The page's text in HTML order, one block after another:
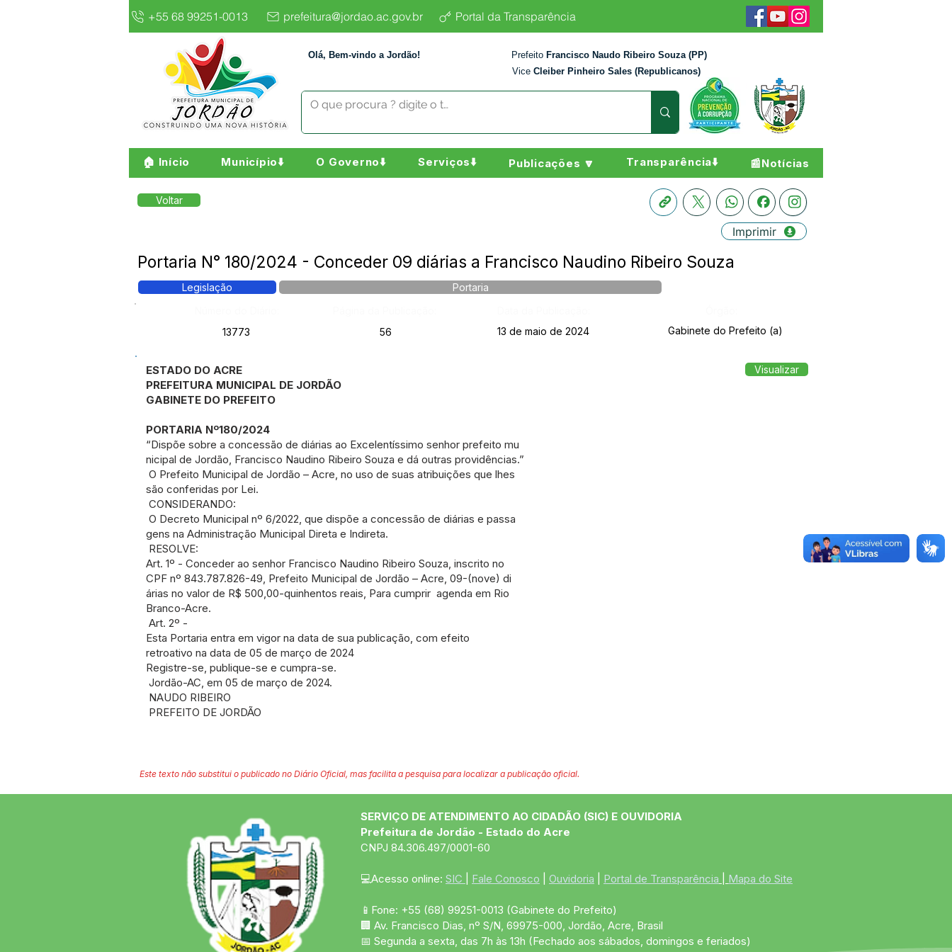
+55 68 99251-0013 prefeitura@jordao.ac.gov.br Portal da Transparência
Olá, Bem-vindo a Jordão! Prefeito Francisco Naudo Ribeiro Souza (PP)
Vice Cleiber Pinheiro Sales (Republicanos)
🏠 Início Município⬇️ O Governo⬇️ Serviços⬇️ Publicações 🔽 Transparência⬇️ 📰Notícias
Voltar
Imprimir
Portaria N° 180/2024 - Conceder 09 diárias a Francisco Naudino Ribeiro Souza
Legislação
Portaria
13773
56 13 de maio de 2024 Gabinete do Prefeito (a)
ESTADO DO ACRE
PREFEITURA MUNICIPAL DE JORDÃO
GABINETE DO PREFEITO
PORTARIA Nº180/2024
“Dispõe sobre a concessão de diárias ao Excelentíssimo senhor prefeito mu
nicipal de Jordão, Francisco Naudino Ribeiro Souza e dá outras providências.”
O Prefeito Municipal de Jordão – Acre, no uso de suas atribuições que lhes
são conferidas por Lei.
CONSIDERANDO:
O Decreto Municipal nº 6/2022, que dispõe a concessão de diárias e passa
gens na Administração Municipal Direta e Indireta.
RESOLVE:
Art. 1º - Conceder ao senhor Francisco Naudino Ribeiro Souza, inscrito no
CPF nº 843.787.826-49, Prefeito Municipal de Jordão – Acre, 09-(nove) di
árias no valor de R$ 500,00-quinhentos reais, Para cumprir agenda em Rio
Branco-Acre.
Art. 2º -
Esta Portaria entra em vigor na data de sua publicação, com efeito
retroativo na data de 05 de março de 2024
Registre-se, publique-se e cumpra-se.
Jordão-AC, em 05 de março de 2024.
NAUDO RIBEIRO
PREFEITO DE JORDÃO
Visualizar
Este texto não substitui o publicado no Diário Oficial, mas facilita a pesquisa para localizar a publicação oficial.
SERVIÇO DE ATENDIMENTO AO CIDADÃO (SIC) E OUVIDORIA
Prefeitura de Jordão - Estado do Acre
CNPJ 84.306.497/0001-60
💻Acesso online: SIC Fale Conosco Ouvidoria Portal de Transparência Mapa do Site
📱Fone: +55 (68) 99251-0013 (Gabinete do Prefeito)
🏢 Av. Francisco Dias, nº S/N, 69975-000, Jordão, Acre, Brasil
📅 Segunda a sexta, das 7h às 13h (Fechado aos sábados, domingos e feriados)